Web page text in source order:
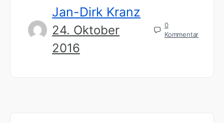
Jan-Dirk Kranz
24. Oktober
2016
0
Kommentar